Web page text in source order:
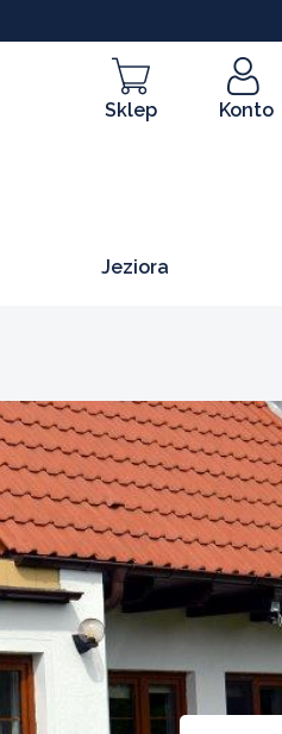
Sklep Konto
Jeziora